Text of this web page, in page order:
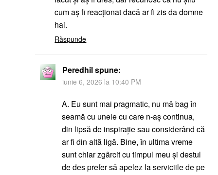
cum aș fi reacționat dacă ar fi zis da domne
hai.
Răspunde
Peredhilspune:
iunie 6, 2026 la 10:40 PM
A. Eu sunt mai pragmatic, nu mă bag în
seamă cu unele cu care n-aş continua,
din lipsă de inspirație sau considerând că
ar fi din altă ligă. Bine, în ultima vreme
sunt chiar zgârcit cu timpul meu şi destul
de des prefer să apelez la serviciile de pe